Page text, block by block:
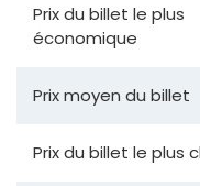
Prix du billet le plus
économique
Prix moyen du billet
Prix du billet le plus